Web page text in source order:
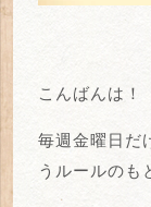
こんばんは！
毎週金曜日だ
うルールのも